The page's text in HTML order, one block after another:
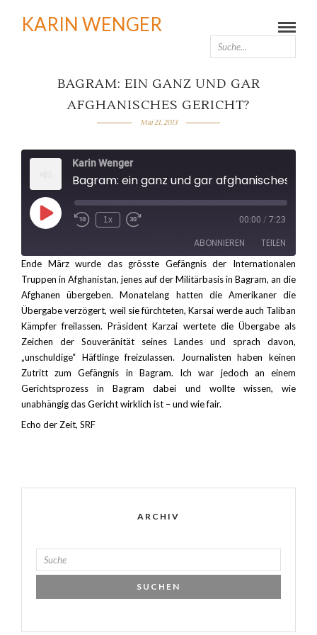
KARIN WENGER
BAGRAM: EIN GANZ UND GAR
AFGHANISCHES GERICHT?
Mai 21, 2013
Karin Wenger
Play
Episode Rewind
1x
Fast
seconds
00:00 / 7:23
ABONNIEREN TEILEN
RSS FEED
TEILEN
LINK
EMBED
Ende März wurde das grösste Gefängnis der Internationalen
Truppen in Afghanistan, jenes auf der Militärbasis in Bagram, an die
Afghanen übergeben. Monatelang hatten die Amerikaner die
Übergabe verzögert, weil sie fürchteten, Karsai werde auch Taliban
Kämpfer freilassen. Präsident Karzai wertete die Übergabe als
Zeichen der Souveränität seines Landes und sprach davon,
„unschuldige“ Häftlinge freizulassen. Journalisten haben keinen
Zutritt zum Gefängnis in Bagram. Ich war jedoch an einem
Gerichtsprozess in Bagram dabei und wollte wissen, wie
unabhängig das Gericht wirklich ist – und wie fair.
Echo der Zeit, SRF
ARCHIV